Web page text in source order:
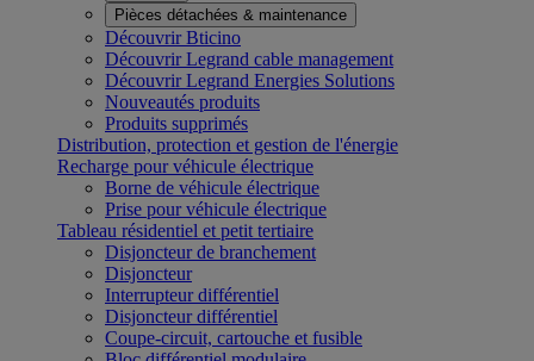
Pièces détachées & maintenance
Découvrir Bticino
Découvrir Legrand cable management
Découvrir Legrand Energies Solutions
Nouveautés produits
Produits supprimés
Distribution, protection et gestion de l'énergie
Recharge pour véhicule électrique
Borne de véhicule électrique
Prise pour véhicule électrique
Tableau résidentiel et petit tertiaire
Disjoncteur de branchement
Disjoncteur
Interrupteur différentiel
Disjoncteur différentiel
Coupe-circuit, cartouche et fusible